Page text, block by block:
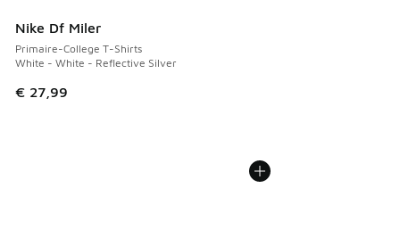
Nike Df Miler
Primaire-College T-Shirts
White - White - Reflective Silver
€ 27,99